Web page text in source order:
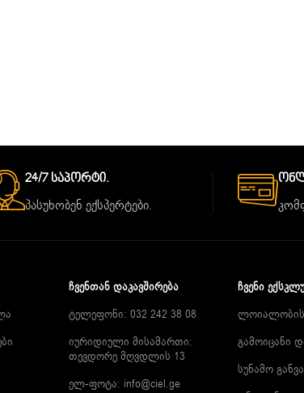
24/7 Საპორტი.
პასუხობენ ექსპერტები.
ᲩᲕᲔᲜᲗᲐᲜ ᲓᲐᲙᲐᲕᲨᲘᲠᲔᲑᲐ
ტელეფონი: 032 242 38 08
იურიდიული მისამართი:
თევდორე მღვდლის 13
ელ-ფოტა: info@ciel.ge
ᲩᲕᲔᲜᲘ
გამოიცანი
სუნამო